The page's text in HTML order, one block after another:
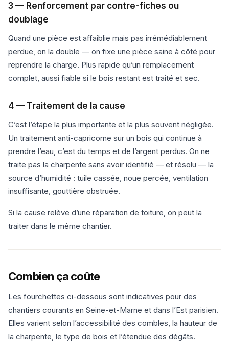
3 — Renforcement par contre-fiches ou
doublage
Quand une pièce est affaiblie mais pas irrémédiablement
perdue, on la double — on fixe une pièce saine à côté pour
reprendre la charge. Plus rapide qu’un remplacement
complet, aussi fiable si le bois restant est traité et sec.
4 — Traitement de la cause
C’est l’étape la plus importante et la plus souvent négligée.
Un traitement anti-capricorne sur un bois qui continue à
prendre l’eau, c’est du temps et de l’argent perdus. On ne
traite pas la charpente sans avoir identifié — et résolu — la
source d’humidité : tuile cassée, noue percée, ventilation
insuffisante, gouttière obstruée.
Si la cause relève d’une réparation de toiture, on peut la
traiter dans le même chantier.
Combien ça coûte
Les fourchettes ci-dessous sont indicatives pour des
chantiers courants en Seine-et-Marne et dans l’Est parisien.
Elles varient selon l’accessibilité des combles, la hauteur de
la charpente, le type de bois et l’étendue des dégâts.